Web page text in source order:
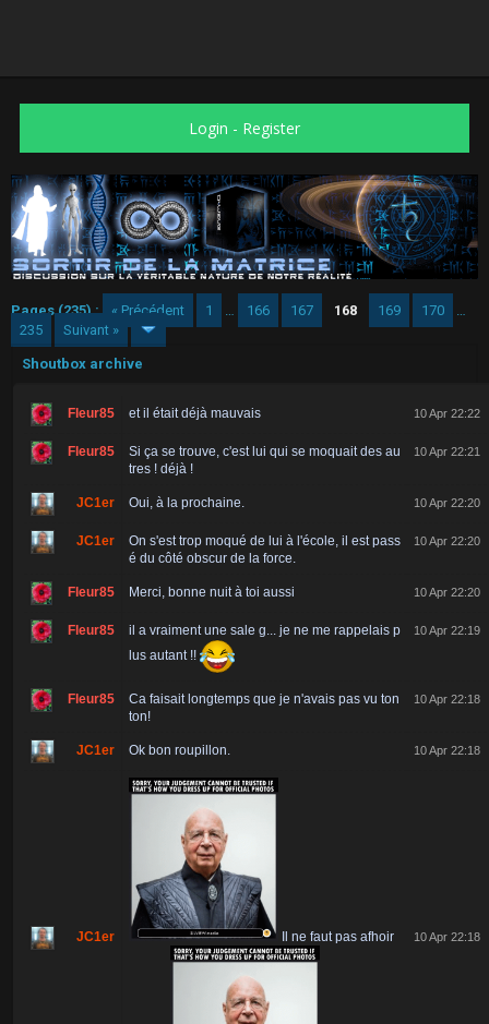
Login - Register
Pages (235) : « Précédent 1 166 167 168 169 170
235
Suivant »
Shoutbox archive
Fleur85 et il était déjà mauvais 10 Apr 22:22
Fleur85
Si ça se trouve, c'est lui qui se moquait des au
tres ! déjà !
10 Apr 22:21
JC1er Oui, à la prochaine. 10 Apr 22:20
JC1er
On s'est trop moqué de lui à l'école, il est pass
é du côté obscur de la force.
10 Apr 22:20
Fleur85 Merci, bonne nuit à toi aussi 10 Apr 22:20
Fleur85
il a vraiment une sale g... je ne me rappelais p
lus autant !!
10 Apr 22:19
Fleur85
Ca faisait longtemps que je n'avais pas vu ton
ton!
10 Apr 22:18
JC1er Ok bon roupillon. 10 Apr 22:18
JC1er Il ne faut pas afhoir 10 Apr 22:18